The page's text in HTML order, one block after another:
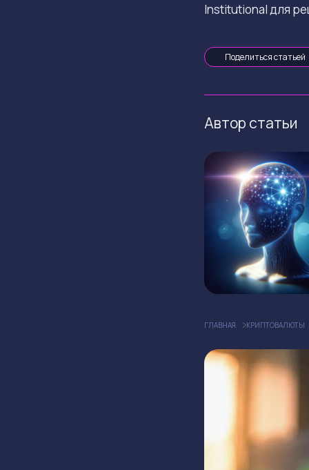
Institutional для
Поделиться статьей
Автор статьи
ГЛАВНАЯ КРИПТОВАЛЮТЫ